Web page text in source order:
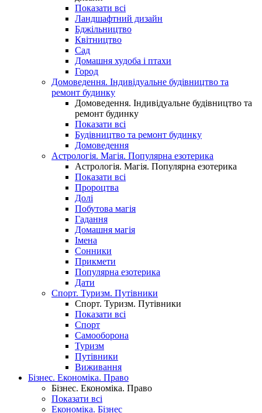
Показати всі
Ландшафтний дизайн
Бджільництво
Квітництво
Сад
Домашня худоба і птахи
Город
Домоведення. Індивідуальне будівництво та
ремонт будинку
Домоведення. Індивідуальне будівництво та
ремонт будинку
Показати всі
Будівництво та ремонт будинку
Домоведення
Астрологія. Магія. Популярна езотерика
Астрологія. Магія. Популярна езотерика
Показати всі
Пророцтва
Долі
Побутова магія
Гадання
Домашня магія
Імена
Сонники
Прикмети
Популярна езотерика
Дати
Спорт. Туризм. Путівники
Спорт. Туризм. Путівники
Показати всі
Спорт
Самооборона
Туризм
Путівники
Виживання
Бізнес. Економіка. Право
Бізнес. Економіка. Право
Показати всі
Економіка. Бізнес